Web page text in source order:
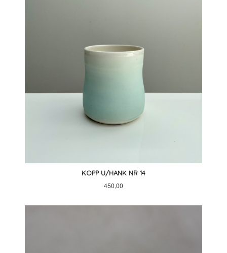
KOPP U/HANK NR 14
Pris
450,00